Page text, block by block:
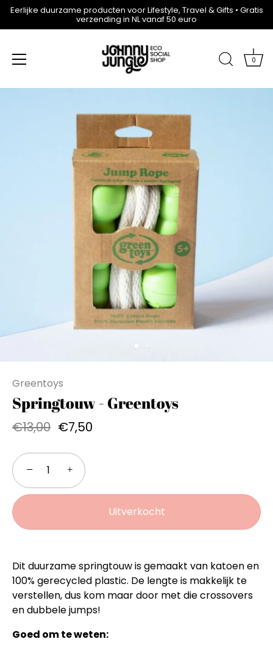
Eerlijke duurzame producten voor Lifestyle, Travel & Gifts • Gratis
verzending in NL vanaf 50 euro
0
Greentoys
Springtouw - Greentoys
€13,00 €7,50
− +
Uitverkocht
Dit duurzame springtouw is gemaakt van katoen en
100% gerecycled plastic. De lengte is makkelijk te
verstellen, dus kom maar door met die crossovers
en dubbele jumps!
Goed om te weten: